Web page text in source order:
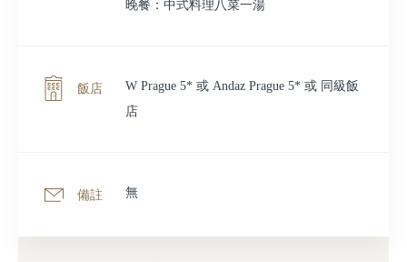
晚餐：中式料理八菜一湯
飯店
W Prague 5* 或 Andaz Prague 5* 或 同級飯
店
備註 無